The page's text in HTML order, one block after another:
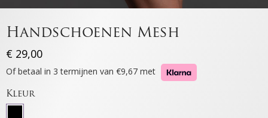
Handschoenen Mesh
€ 29,00
Of betaal in 3 termijnen van €9,67 met
Kleur